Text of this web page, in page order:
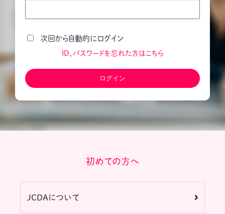
次回から自動的にログイン
ID、パスワードを忘れた方はこちら
初めての方へ
JCDAについて